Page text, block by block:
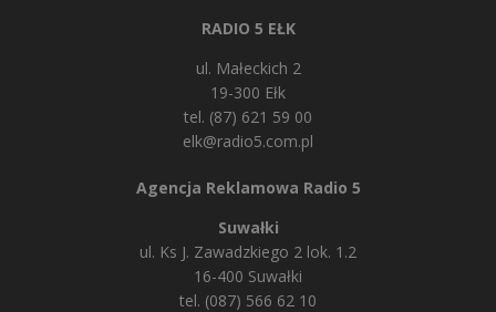
RADIO 5 EŁK
ul. Małeckich 2
19-300 Ełk
tel. (87) 621 59 00
elk@radio5.com.pl
Agencja Reklamowa Radio 5
Suwałki
ul. Ks J. Zawadzkiego 2 lok. 1.2
16-400 Suwałki
tel. (087) 566 62 10